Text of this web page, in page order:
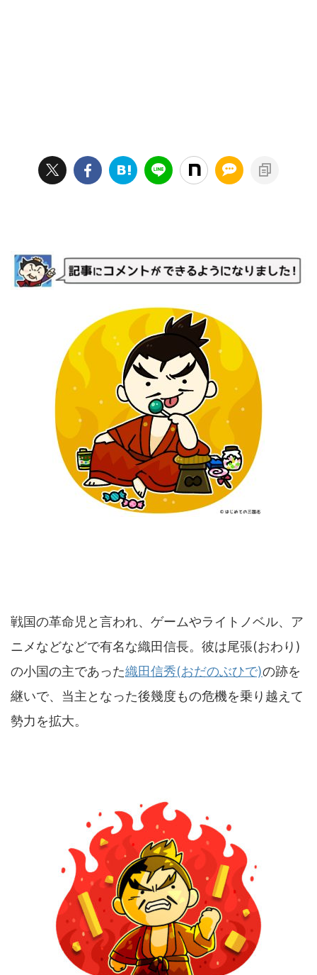
戦国の革命児と言われ、ゲームやライトノベル、ア
ニメなどなどで有名な織田信長。彼は尾張(おわり)
の小国の主であった織田信秀(おだのぶひで)の跡を
継いで、当主となった後幾度もの危機を乗り越えて
勢力を拡大。